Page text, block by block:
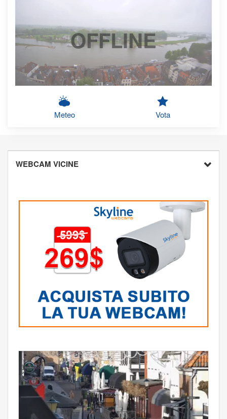
OFFLINE
Meteo Vota
WEBCAM VICINE